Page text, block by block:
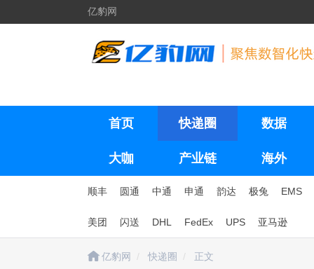
亿豹网
首页 快递圈 数据
大咖 产业链 海外
顺丰 圆通 中通 申通 韵达 极兔 EMS
美团 闪送 DHL FedEx UPS 亚马逊
亿豹网 快递圈 正文